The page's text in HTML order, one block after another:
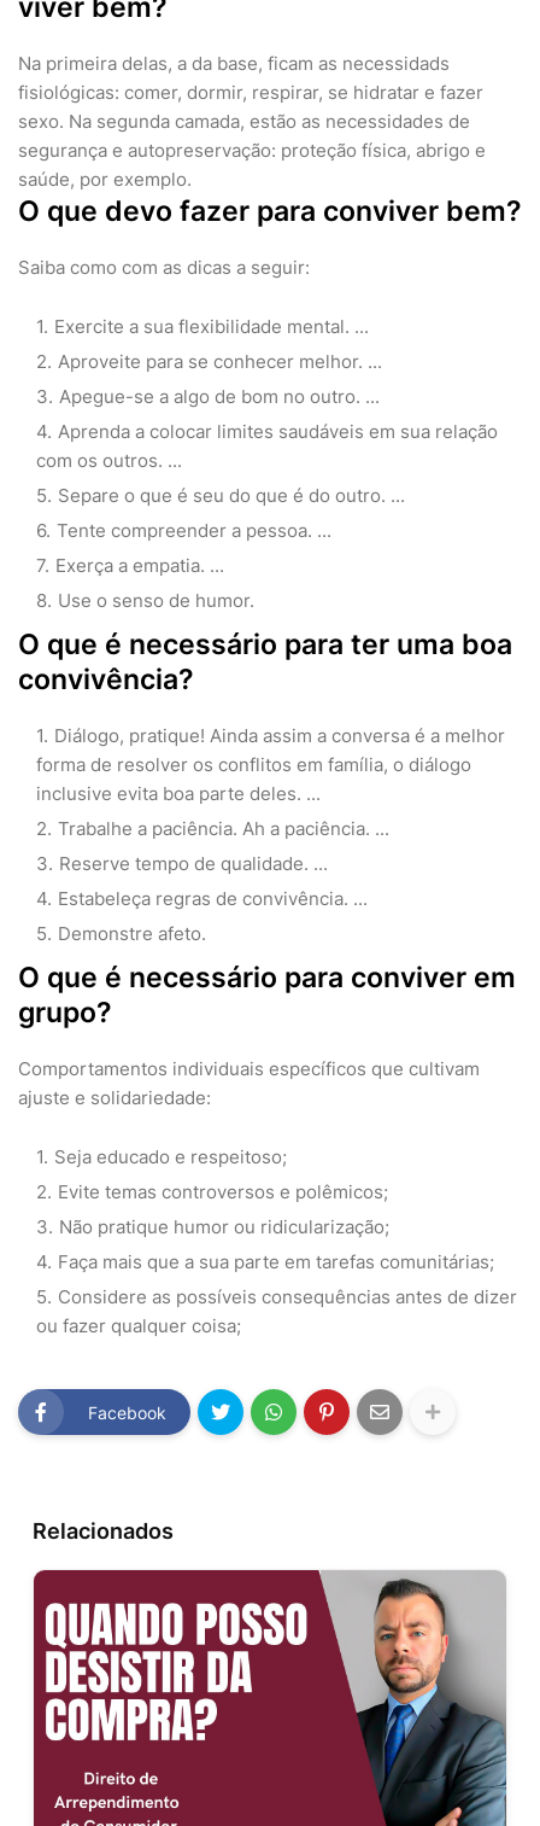
viver bem?
Na primeira delas, a da base, ficam as necessidads
fisiológicas: comer, dormir, respirar, se hidratar e fazer
sexo. Na segunda camada, estão as necessidades de
segurança e autopreservação: proteção física, abrigo e
saúde, por exemplo.
O que devo fazer para conviver bem?
Saiba como com as dicas a seguir:
Exercite a sua flexibilidade mental. ...
Aproveite para se conhecer melhor. ...
Apegue-se a algo de bom no outro. ...
Aprenda a colocar limites saudáveis em sua relação
com os outros. ...
Separe o que é seu do que é do outro. ...
Tente compreender a pessoa. ...
Exerça a empatia. ...
Use o senso de humor.
O que é necessário para ter uma boa
convivência?
Diálogo, pratique! Ainda assim a conversa é a melhor
forma de resolver os conflitos em família, o diálogo
inclusive evita boa parte deles. ...
Trabalhe a paciência. Ah a paciência. ...
Reserve tempo de qualidade. ...
Estabeleça regras de convivência. ...
Demonstre afeto.
O que é necessário para conviver em
grupo?
Comportamentos individuais específicos que cultivam
ajuste e solidariedade:
Seja educado e respeitoso;
Evite temas controversos e polêmicos;
Não pratique humor ou ridicularização;
Faça mais que a sua parte em tarefas comunitárias;
Considere as possíveis consequências antes de dizer
ou fazer qualquer coisa;
Facebook
Relacionados